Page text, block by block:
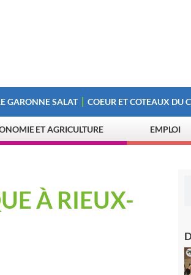
GARONNE SALAT COEUR ET COTEAUX DU
ET AGRICULTURE EMPLOI
À RIEUX-